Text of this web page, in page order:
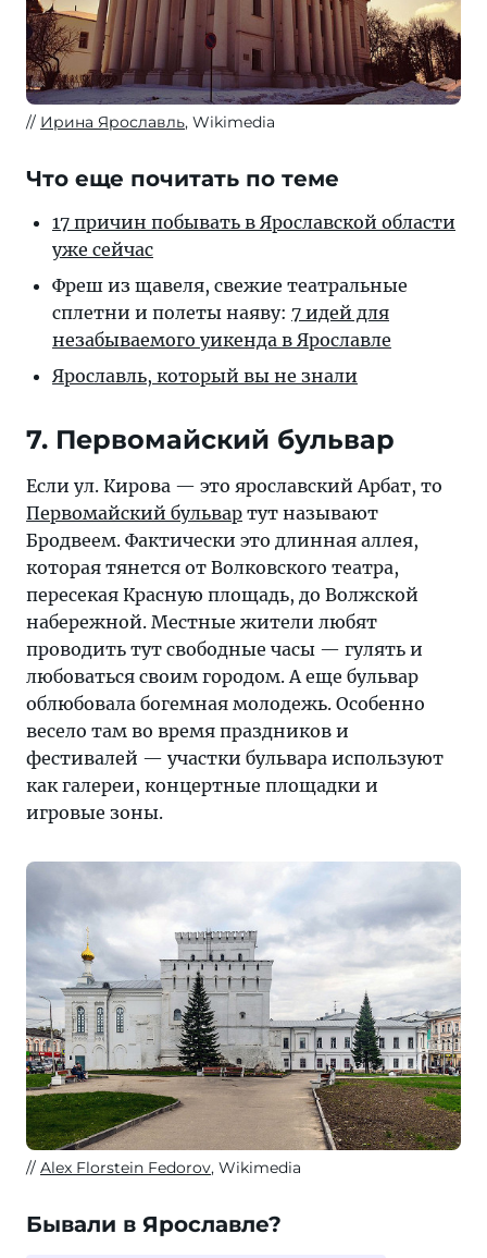
Ирина Ярославль, Wikimedia
Что еще почитать по теме
17 причин побывать в Ярославской области
уже сейчас
Фреш из щавеля, свежие театральные
сплетни и полеты наяву: 7 идей для
незабываемого уикенда в Ярославле
Ярославль, который вы не знали
7. Первомайский бульвар
Если ул. Кирова — это ярославский Арбат, то
Первомайский бульвар тут называют
Бродвеем. Фактически это длинная аллея,
которая тянется от Волковского театра,
пересекая Красную площадь, до Волжской
набережной. Местные жители любят
проводить тут свободные часы — гулять и
любоваться своим городом. А еще бульвар
облюбовала богемная молодежь. Особенно
весело там во время праздников и
фестивалей — участки бульвара используют
как галереи, концертные площадки и
игровые зоны.
Alex Florstein Fedorov, Wikimedia
Бывали в Ярославле?